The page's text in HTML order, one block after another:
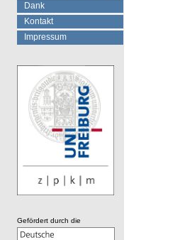
Dank
Kontakt
Impressum
Gefördert durch die